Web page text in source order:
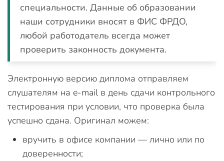
специальности. Данные об образовании
наши сотрудники вносят в ФИС ФРДО,
любой работодатель всегда может
проверить законность документа.
Электронную версию диплома отправляем
слушателям на e-mail в день сдачи контрольного
тестирования при условии, что проверка была
успешно сдана. Оригинал можем:
вручить в офисе компании — лично или по
доверенности;